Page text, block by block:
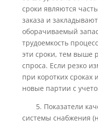
сроки являются
заказа и
оборачиваемый
трудоемкость
эти сроки, тем выше
спроса. Если резко
при коротких сроках
новые партии с
5. Показатели
системы снабжения